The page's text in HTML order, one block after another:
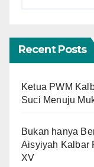
Recent Posts
Ketua PWM
Suci Menuju
Bukan hanya
Aisyiyah Kalbar
XV